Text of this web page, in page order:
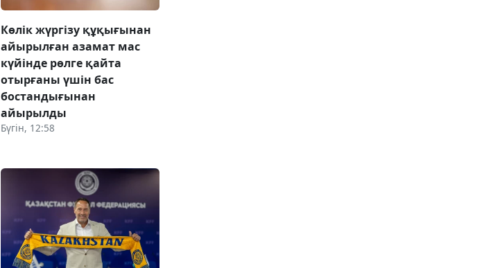
Көлік жүргізу құқығынан
айырылған азамат мас
күйінде рөлге қайта
отырғаны үшін бас
бостандығынан
айырылды
Бүгін, 12:58